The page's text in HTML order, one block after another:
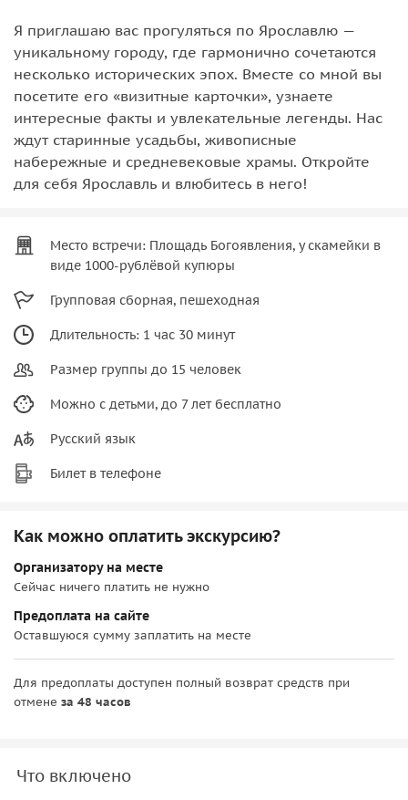
Я приглашаю вас прогуляться по Ярославлю —
уникальному городу, где гармонично сочетаются
несколько исторических эпох. Вместе со мной вы
посетите его «визитные карточки», узнаете
интересные факты и увлекательные легенды. Нас
ждут старинные усадьбы, живописные
набережные и средневековые храмы. Откройте
для себя Ярославль и влюбитесь в него!
Место встречи: Площадь Богоявления, у скамейки в
виде 1000‑рублёвой купюры
Групповая сборная, пешеходная
Длительность: 1 час 30 минут
Размер группы до 15 человек
Можно с детьми, до 7 лет бесплатно
Русский язык
Билет в телефоне
Как можно оплатить экскурсию?
Организатору на месте
Сейчас ничего платить не нужно
Предоплата на сайте
Оставшуюся сумму заплатить на месте
Для предоплаты доступен полный возврат средств при
отмене за 48 часов
Что включено